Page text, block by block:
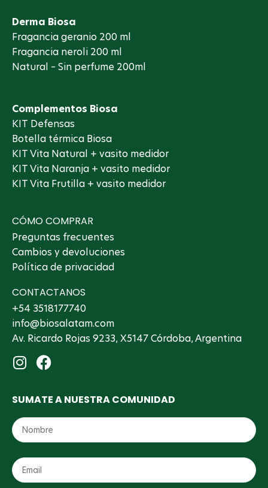
Derma Biosa
Fragancia geranio 200 ml
Fragancia neroli 200 ml
Natural – Sin perfume 200ml
Complementos Biosa
KIT Defensas
Botella térmica Biosa
KIT Vita Natural + vasito medidor
KIT Vita Naranja + vasito medidor
KIT Vita Frutilla + vasito medidor
CÓMO COMPRAR
Preguntas frecuentes
Cambios y devoluciones
Política de privacidad
CONTACTANOS
+54 3518177740
info@biosalatam.com
Av. Ricardo Rojas 9233, X5147 Córdoba, Argentina
SUMATE A NUESTRA COMUNIDAD